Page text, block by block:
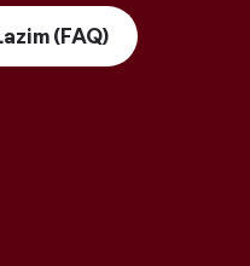
(FAQ)